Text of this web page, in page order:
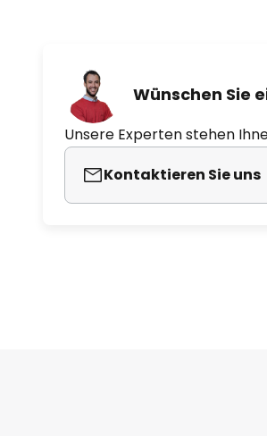
Wünschen Sie
Unsere Experten stehen
Kontaktieren Sie uns